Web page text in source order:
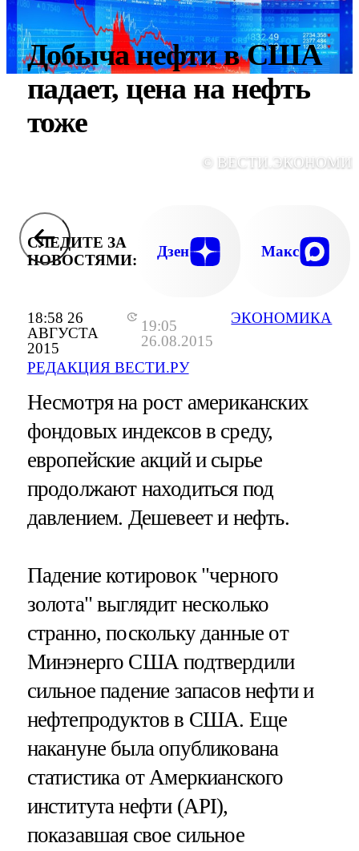
18:58 26
АВГУСТА
2015
19:05
26.08.2015
РЕДАКЦИЯ ВЕСТИ.РУ
ЭКОНОМИКА
Добыча нефти в США
падает, цена на нефть
тоже
©
СЛЕДИТЕ ЗА
НОВОСТЯМИ:
Дзен Макс
Несмотря на рост американских
фондовых индексов в среду,
европейские акций и сырье
продолжают находиться под
давлением. Дешевеет и нефть.
Падение котировок "черного
золота" выглядит несколько
странно, поскольку данные от
Минэнерго США подтвердили
сильное падение запасов нефти и
нефтепродуктов в США. Еще
накануне была опубликована
статистика от Амеркианского
института нефти (API),
показавшая свое сильное